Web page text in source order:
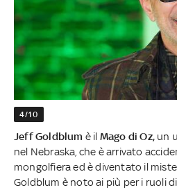
4/10
Jeff Goldblum è il Mago di Oz, un
nel Nebraska, che è arrivato
mongolfiera ed è diventato il
Goldblum è noto ai più per i ruoli